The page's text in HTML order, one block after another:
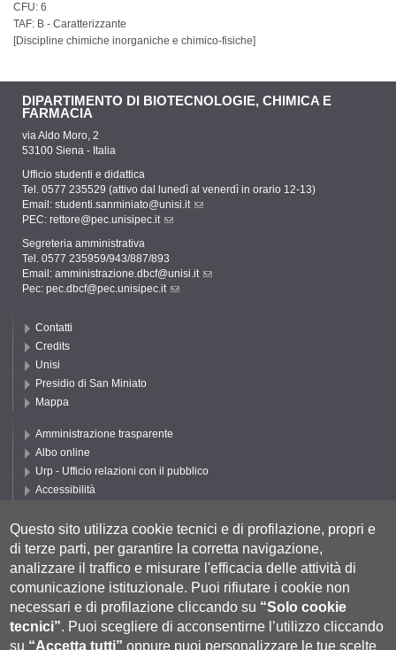
CFU: 6
TAF: B - Caratterizzante
[Discipline chimiche inorganiche e chimico-fisiche]
DIPARTIMENTO DI BIOTECNOLOGIE, CHIMICA E
FARMACIA
via Aldo Moro, 2
53100 Siena - Italia
Ufficio studenti e didattica
Tel. 0577 235529 (attivo dal lunedì al venerdì in orario 12-13)
Email: studenti.sanminiato@unisi.it
PEC: rettore@pec.unisipec.it
Segreteria amministrativa
Tel. 0577 235959/943/887/893
Email: amministrazione.dbcf@unisi.it
Pec: pec.dbcf@pec.unisipec.it
Contatti
Credits
Unisi
Presidio di San Miniato
Mappa
Amministrazione trasparente
Albo online
Urp - Ufficio relazioni con il pubblico
Accessibilità
Cookie settings
Segui UNISI
Questo sito utilizza cookie tecnici e di profilazione, propri e
di terze parti, per garantire la corretta navigazione,
analizzare il traffico e misurare l'efficacia delle attività di
comunicazione istituzionale. Puoi rifiutare i cookie non
necessari e di profilazione cliccando su “Solo cookie
tecnici”. Puoi scegliere di acconsentirne l’utilizzo cliccando
su “Accetta tutti” oppure puoi personalizzare le tue scelte